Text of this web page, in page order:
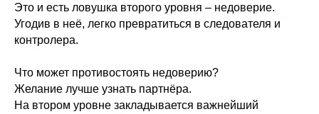
Это и есть ловушка второго уровня – недоверие.
Угодив в неё, легко превратиться в следователя и
контролера.
Что может противостоять недоверию?
Желание лучше узнать партнёра.
На втором уровне закладывается важнейший